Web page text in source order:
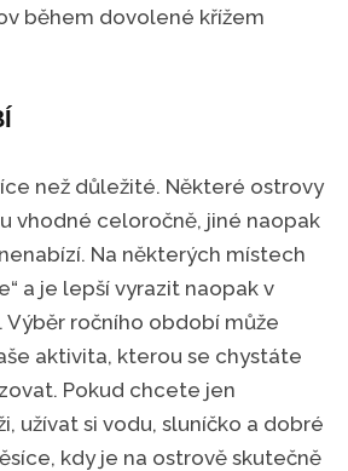
během dovolené křížem
než důležité. Některé ostrovy
vhodné celoročně, jiné naopak
Na některých místech
a je lepší vyrazit naopak v
Výběr ročního období může
aktivita, kterou se chystáte
Pokud chcete jen
užívat si vodu, sluníčko a dobré
kdy je na ostrově skutečně